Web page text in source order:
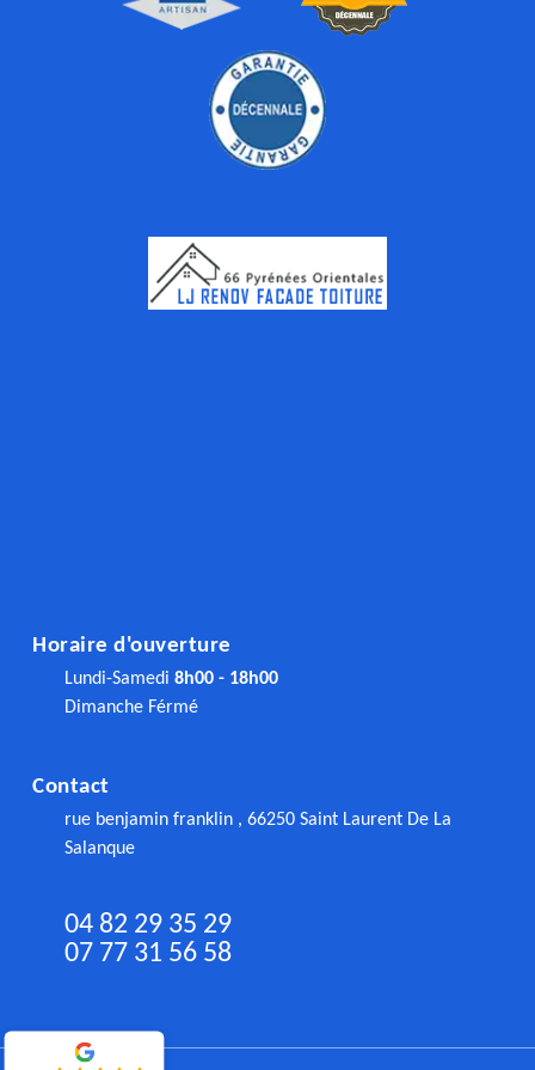
Horaire d'ouverture
Lundi-Samedi 8h00 - 18h00
Dimanche Férmé
Contact
rue benjamin franklin , 66250 Saint Laurent De La
Salanque
04 82 29 35 29
07 77 31 56 58